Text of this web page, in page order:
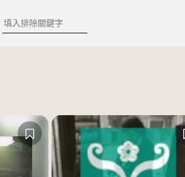
排除關鍵字